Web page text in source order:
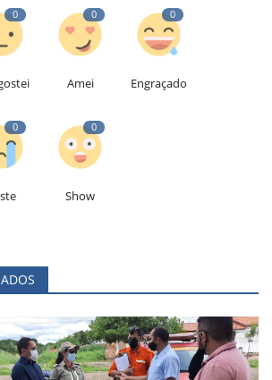
0 0
Amei
0
Engraçado
0 0
Show